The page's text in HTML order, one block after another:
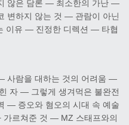
않은 담론 — 최소한의 가난 —
변하지 않는 것 — 관람이 아닌
이유 — 진정한 디렉션 — 타협
사람을 대하는 것의 어려움 —
자 — 그렇게 생겨먹은 불완전
— 증오와 혐오의 시대 속 예술
르쳐준 것 — MZ 스태프와의